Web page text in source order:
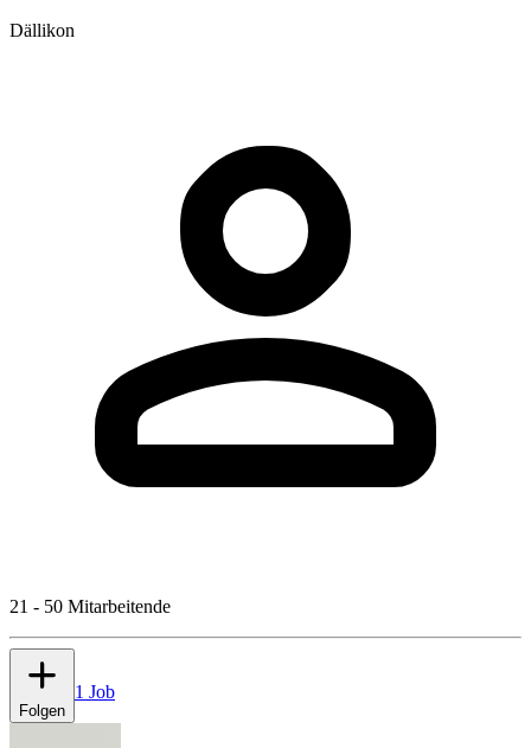
Dällikon
21 - 50 Mitarbeitende
Folgen
1 Job